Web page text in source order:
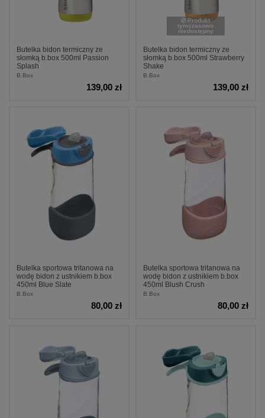
Butelka bidon termiczny ze
słomką b.box 500ml Passion
Splash
B.Box
139,00 zł
Produkt
tymczasowo
niedostępny
Butelka bidon termiczny ze
słomką b.box 500ml Strawberry
Shake
B.Box
139,00 zł
Butelka sportowa tritanowa na
wodę bidon z ustnikiem b.box
450ml Blue Slate
B.Box
80,00 zł
Butelka sportowa tritanowa na
wodę bidon z ustnikiem b.box
450ml Blush Crush
B.Box
80,00 zł